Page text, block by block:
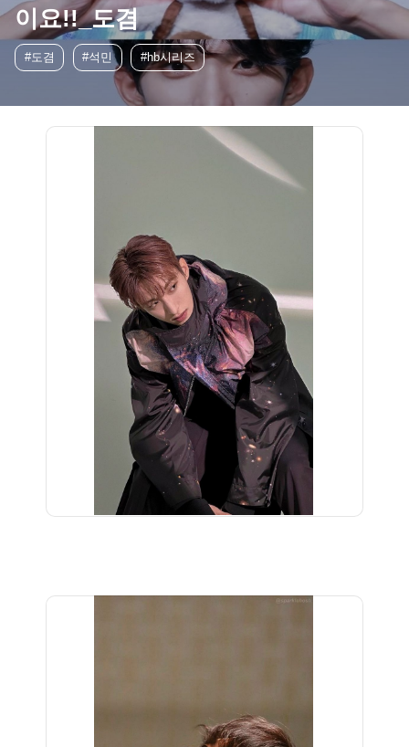
이요!!_도겸
#도겸 #석민 #hb시리즈